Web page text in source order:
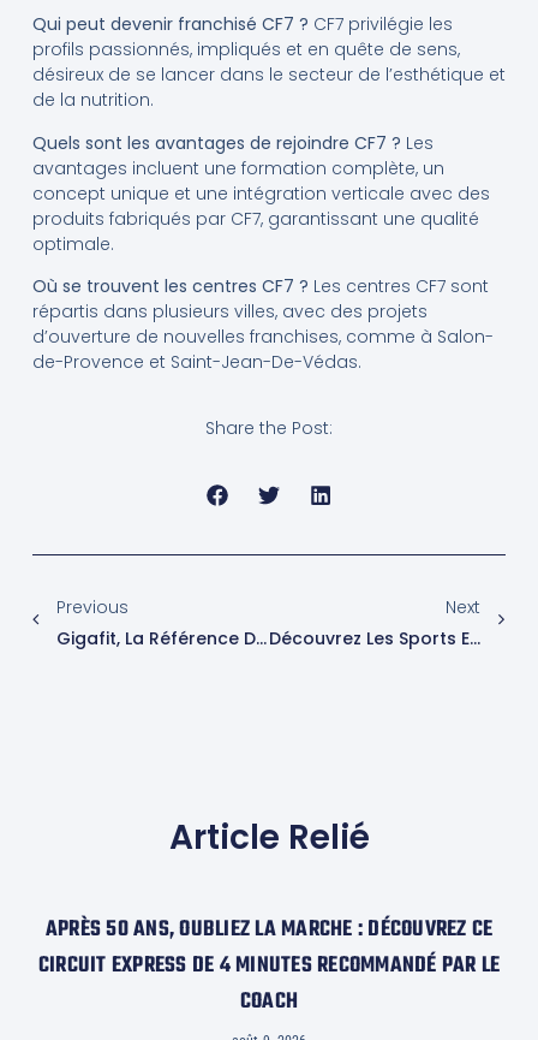
Qui peut devenir franchisé CF7 ? CF7 privilégie les
profils passionnés, impliqués et en quête de sens,
désireux de se lancer dans le secteur de l’esthétique et
de la nutrition.
Quels sont les avantages de rejoindre CF7 ? Les
avantages incluent une formation complète, un
concept unique et une intégration verticale avec des
produits fabriqués par CF7, garantissant une qualité
optimale.
Où se trouvent les centres CF7 ? Les centres CF7 sont
répartis dans plusieurs villes, avec des projets
d’ouverture de nouvelles franchises, comme à Salon-
de-Provence et Saint-Jean-De-Védas.
Share the Post:
Previous
Gigafit, La Référence Du Fitness Premium, Inaugure Son Premier Café À Dubaï, Une Nouvelle Destination Pour Les Aficionados De Sport Et De Nutrition
Next
Découvrez Les Sports En Salle Les Plus Efficaces Pour Brûler Des Calories
Article Relié
APRÈS 50 ANS, OUBLIEZ LA MARCHE : DÉCOUVREZ CE
CIRCUIT EXPRESS DE 4 MINUTES RECOMMANDÉ PAR LE
COACH